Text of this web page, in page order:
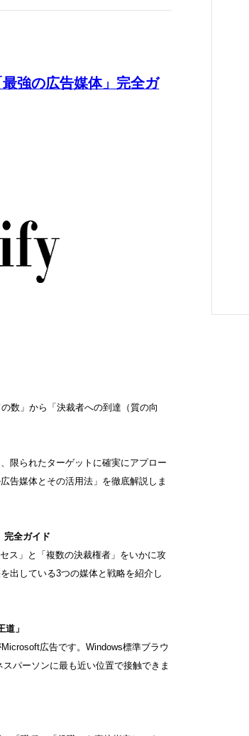
強の広告媒体」完全ガ
数」から「決裁者への到達（質の向
限られたターゲットに確実にアプロー
告媒体とその活用法」を徹底解説しま
完全ガイド
ス」と「複数の決裁権者」をいかに攻
出している3つの媒体と戦略を紹介し
」
広告です。Windows標準ブラウ
パーソンに最も近い位置で接触できま